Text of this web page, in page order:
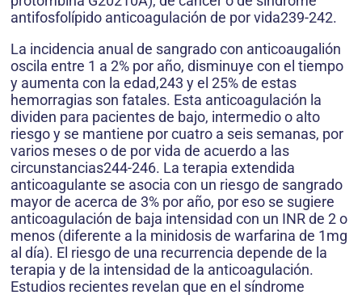
antifosfolípido anticoagulación de por vida239-242.
La incidencia anual de sangrado con anticoaugalión
oscila entre 1 a 2% por año, disminuye con el tiempo
y aumenta con la edad,243 y el 25% de estas
hemorragias son fatales. Esta anticoagulación la
dividen para pacientes de bajo, intermedio o alto
riesgo y se mantiene por cuatro a seis semanas, por
varios meses o de por vida de acuerdo a las
circunstancias244-246. La terapia extendida
anticoagulante se asocia con un riesgo de sangrado
mayor de acerca de 3% por año, por eso se sugiere
anticoagulación de baja intensidad con un INR de 2 o
menos (diferente a la minidosis de warfarina de 1mg
al día). El riesgo de una recurrencia depende de la
terapia y de la intensidad de la anticoagulación.
Estudios recientes revelan que en el síndrome